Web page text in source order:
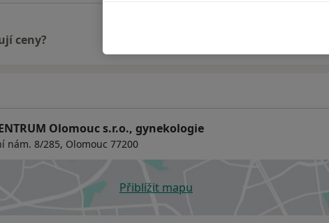
ceny?
Olomouc s.r.o., gynekologie
nám. 8/285, Olomouc 77200
Přiblížit mapuse otevře v nové záložce